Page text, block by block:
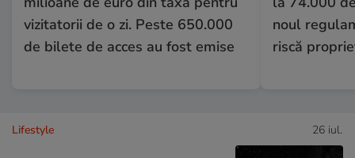
vizitatorii de o zi. Peste 650.000
de bilete de acces au fost emise
noul
riscă
Lifestyle 26 iul.